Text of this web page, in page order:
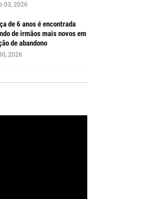
03, 2026
de 6 anos é encontrada
de irmãos mais novos em
de abandono
2026